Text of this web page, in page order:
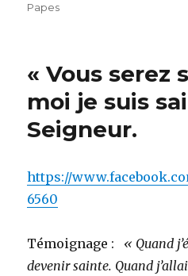
Papes
« Vous serez
moi je suis
Seigneur.
https://
6560
Témoignage : « Quand
devenir sainte. Quand